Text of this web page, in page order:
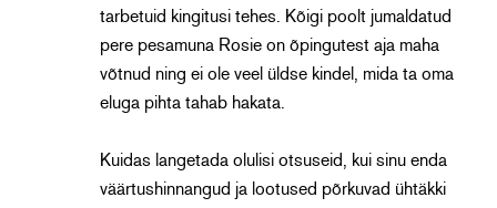
tarbetuid kingitusi tehes. Kõigi poolt jumaldatud
pere pesamuna Rosie on õpingutest aja maha
võtnud ning ei ole veel üldse kindel, mida ta oma
eluga pihta tahab hakata.
Kuidas langetada olulisi otsuseid, kui sinu enda
väärtushinnangud ja lootused põrkuvad ühtäkki